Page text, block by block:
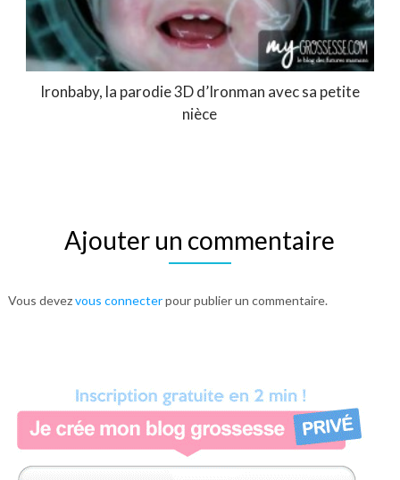
Ironbaby, la parodie 3D d’Ironman avec sa petite
nièce
Ajouter un commentaire
Vous devezvous connecterpour publier un commentaire.